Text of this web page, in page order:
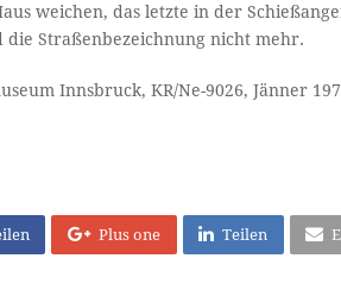
weichen, das letzte in der
die Straßenbezeichnung nicht mehr.
Innsbruck, KR/Ne-9026, Jänner
Plus one Teilen